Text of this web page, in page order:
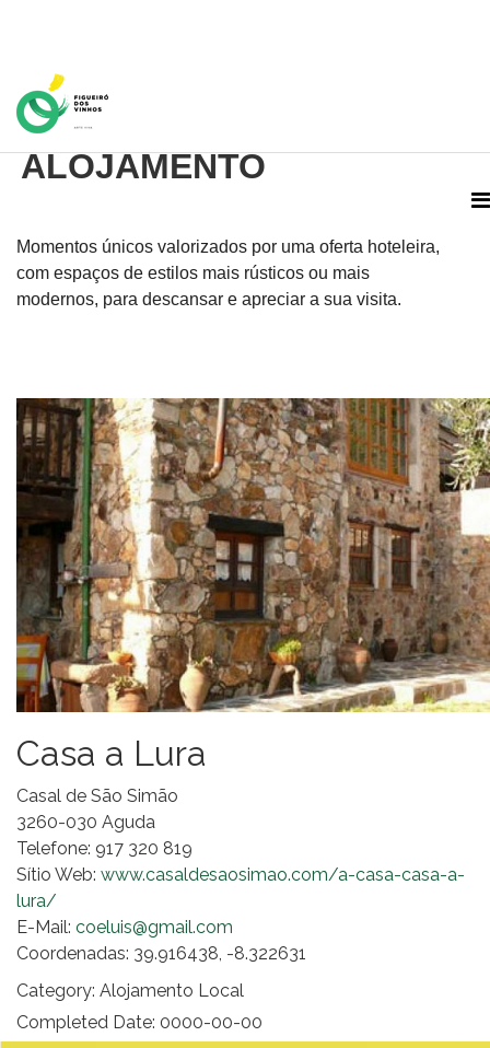
ALOJAMENTO
Momentos únicos valorizados por uma oferta hoteleira,
com espaços de estilos mais rústicos ou mais
modernos, para descansar e apreciar a sua visita.
Casa a Lura
Casal de São Simão
3260-030 Aguda
Telefone: 917 320 819
Sítio Web: www.casaldesaosimao.com/a-casa-casa-a-
lura/
E-Mail: coeluis@gmail.com
Coordenadas: 39.916438, -8.322631
Category: Alojamento Local
Completed Date: 0000-00-00